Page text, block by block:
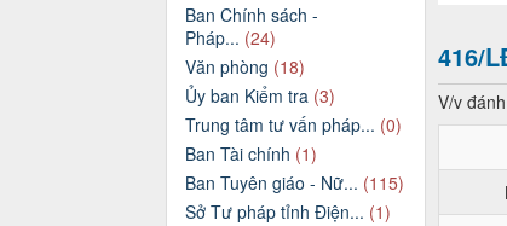
416/
V/v
Ban Chính sách -
Pháp... (24)
Văn phòng (18)
Ủy ban Kiểm tra (3)
Trung tâm tư vấn pháp... (0)
Ban Tài chính (1)
Ban Tuyên giáo - Nữ... (115)
Sở Tư pháp tỉnh Điện... (1)